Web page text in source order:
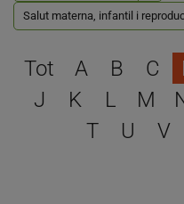
Salut materna, infantil i
Tot A B C
J
K L M
T
U V